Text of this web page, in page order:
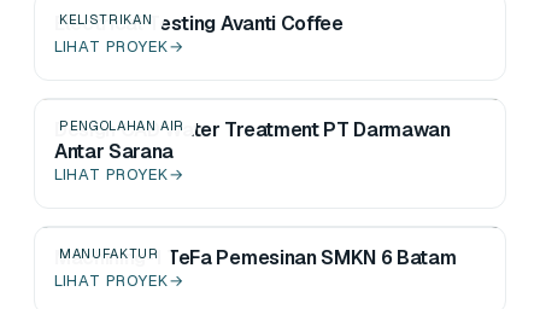
KELISTRIKAN
Electrical Testing Avanti Coffee
LIHAT PROYEK→
PENGOLAHAN AIR
Design CAD Water Treatment PT Darmawan
Antar Sarana
LIHAT PROYEK→
MANUFAKTUR
Machining-1 TeFa Pemesinan SMKN 6 Batam
LIHAT PROYEK→